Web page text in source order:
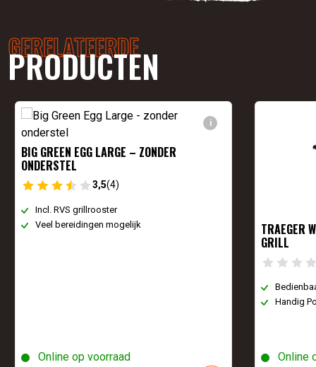
GERELATEERDE
PRODUCTEN
i
BIG GREEN EGG LARGE – ZONDER
ONDERSTEL
3,5(4)
Incl. RVS grillrooster
Veel bereidingen mogelijk
Online op voorraad
TRAEGER
GRILL
Handig
Online